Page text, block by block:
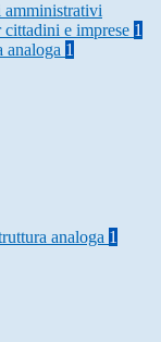
amministrativi
e imprese 1
analoga 1
analoga 1